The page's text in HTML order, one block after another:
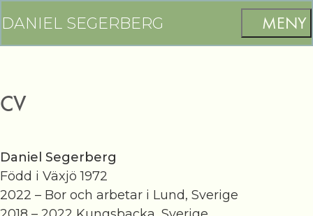
DANIEL SEGERBERG
CV
Daniel Segerberg
Född i Växjö 1972
2022 – Bor och arbetar i Lund, Sverige